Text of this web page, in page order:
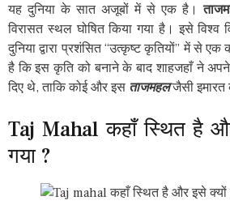
यह दुनिया के सात अजूबों में से एक है।
विरासत स्थल घोषित किया गया है। इसे
दुनिया द्वारा प्रशंसित “उत्कृष्ट कृतियों” में से एक
है कि इस कृति को बनाने के बाद शाहजहाँ ने
दिए थे, ताकि कोई और इस ताजमहलजैसी इमारत
Taj Mahal कहाँ स्थित है
गया ?